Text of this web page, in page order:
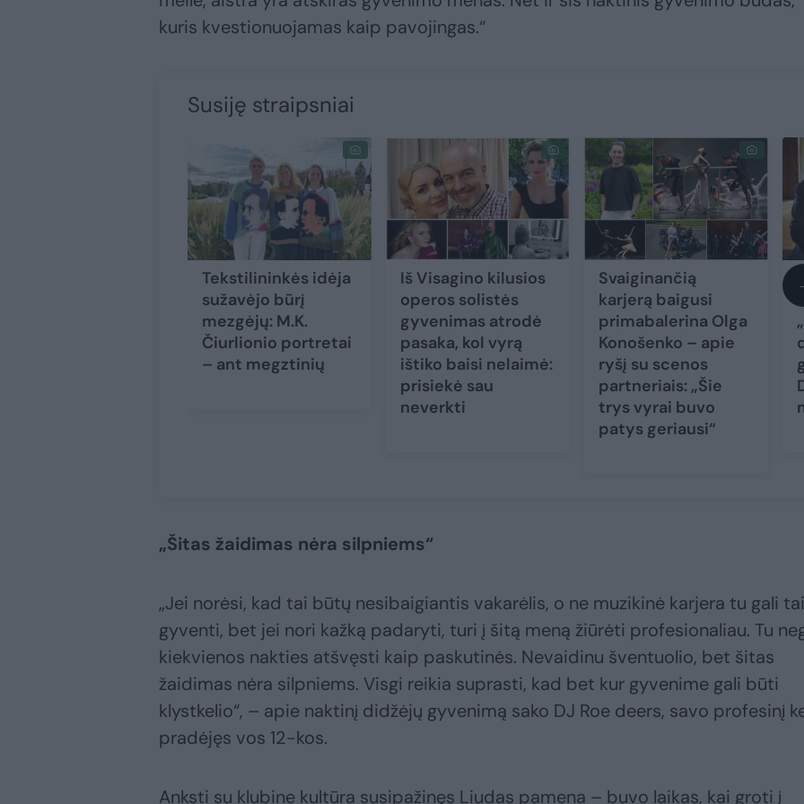
kuris kvestionuojamas kaip pavojingas.“
Susiję straipsniai
Tekstilininkės idėja
sužavėjo būrį
mezgėjų: M.K.
Čiurlionio portretai
– ant megztinių
Iš Visagino kilusios
operos solistės
gyvenimas atrodė
pasaka, kol vyrą
ištiko baisi nelaimė:
prisiekė sau
neverkti
Svaiginančią
karjerą baigusi
primabalerina Olga
Konošenko – apie
ryšį su scenos
partneriais: „Šie
trys vyrai buvo
patys geriausi“
„Šitas žaidimas nėra silpniems“
„Jei norėsi, kad tai būtų nesibaigiantis vakarėlis, o ne muzikinė karjera tu gali
gyventi, bet jei nori kažką padaryti, turi į šitą meną žiūrėti profesionaliau. Tu
kiekvienos nakties atšvęsti kaip paskutinės. Nevaidinu šventuolio, bet šitas
žaidimas nėra silpniems. Visgi reikia suprasti, kad bet kur gyvenime gali būti
klystkelio“, – apie naktinį didžėjų gyvenimą sako DJ Roe deers, savo profesinį
pradėjęs vos 12-kos.
Anksti su klubine kultūra susipažinęs Liudas pamena – buvo laikas, kai groti į